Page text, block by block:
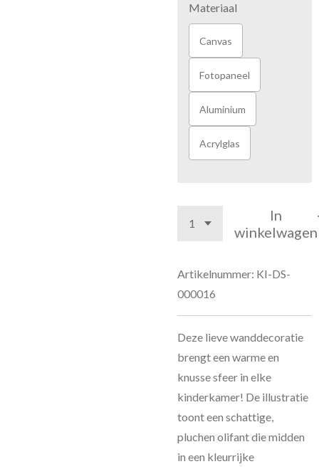
Materiaal
Canvas
Fotopaneel
Aluminium
Acrylglas
In
winkelwagen
Artikelnummer: KI-DS-
000016
Deze lieve wanddecoratie
brengt een warme en
knusse sfeer in elke
kinderkamer! De illustratie
toont een schattige,
pluchen olifant die midden
in een kleurrijke